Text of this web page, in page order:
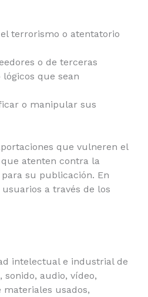
terrorismo o atentatorio
o de terceras
que sean
o manipular sus
que vulneren el
atenten contra la
su publicación. En
usuarios a través de los
intelectual e industrial de
audio, vídeo,
usados,